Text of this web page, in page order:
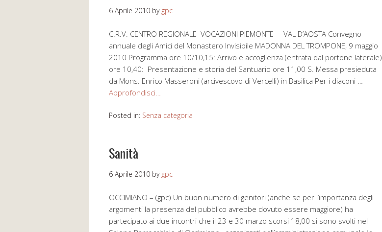
6 Aprile 2010 by gpc
C.R.V. CENTRO REGIONALE VOCAZIONI PIEMONTE – VAL D’AOSTA Convegno
annuale degli Amici del Monastero Invisibile MADONNA DEL TROMPONE, 9 maggio
2010 Programma ore 10/10,15: Arrivo e accoglienza (entrata dal portone laterale)
ore 10,40: Presentazione e storia del Santuario ore 11,00 S. Messa presieduta
da Mons. Enrico Masseroni (arcivescovo di Vercelli) in Basilica Per i diaconi …
Approfondisci…
Posted in: Senza categoria
Sanità
6 Aprile 2010 by gpc
OCCIMIANO – (gpc) Un buon numero di genitori (anche se per l’importanza degli
argomenti la presenza del pubblico avrebbe dovuto essere maggiore) ha
partecipato ai due incontri che il 23 e 30 marzo scorsi 18,00 si sono svolti nel